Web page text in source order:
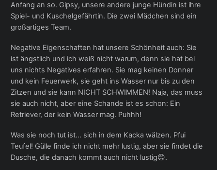
Anfang an so. Gipsy, unsere andere junge Hündin ist ihre
Spiel- und Kuschelgefährtin. Die zwei Mädchen sind ein
großartiges Team.
Negative Eigenschaften hat unsere Schönheit auch: Sie
ist ängstlich und ich weiß nicht warum, denn sie hat bei
uns nichts Negatives erfahren. Sie mag keinen Donner
und kein Feuerwerk, sie geht ins Wasser nur bis zu den
Zitzen und sie kann NICHT SCHWIMMEN! Naja, das muss
sie auch nicht, aber eine Schande ist es schon: Ein
Retriever, der kein Wasser mag. Puhhh!
Was sie noch tut ist… sich in dem Kacka wälzen. Pfui
Teufel! Gülle finde ich nicht mehr lustig, aber sie findet die
Dusche, die danach kommt auch nicht lustig😊.